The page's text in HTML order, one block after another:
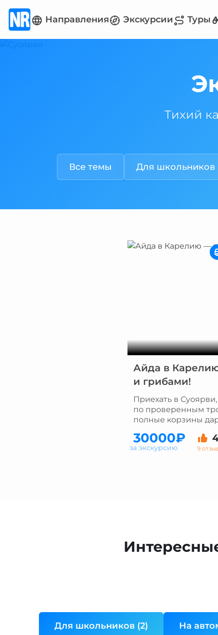
Направления Экскурсии Туры
Тихий
Все темы Для школьников
Айда в
и грибами!
Приехать в
по проверенным
полные корзины
30000₽
9
за экскурсию
Для школьников (2) На